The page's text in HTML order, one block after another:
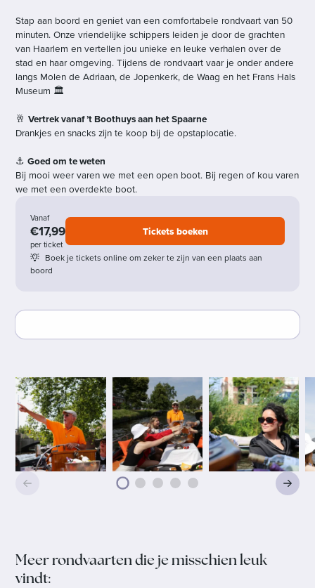
Stap aan boord en geniet van een comfortabele rondvaart van 50
minuten. Onze vriendelijke schippers leiden je door de grachten
van Haarlem en vertellen jou unieke en leuke verhalen over de
stad en haar omgeving. Tijdens de rondvaart vaar je onder andere
langs Molen de Adriaan, de Jopenkerk, de Waag en het Frans Hals
Museum 🏛️
🥂Vertrek vanaf ’t Boothuys aan het Spaarne
Drankjes en snacks zijn te koop bij de opstaplocatie.
⚓Goed om te weten
Bij mooi weer varen we met een open boot. Bij regen of kou varen
we met een overdekte boot.
Vanaf
€17,99
per ticket
Tickets boeken
Boek je tickets online om zeker te zijn van een plaats aan
boord
Meer rondvaarten die je misschien leuk
vindt: